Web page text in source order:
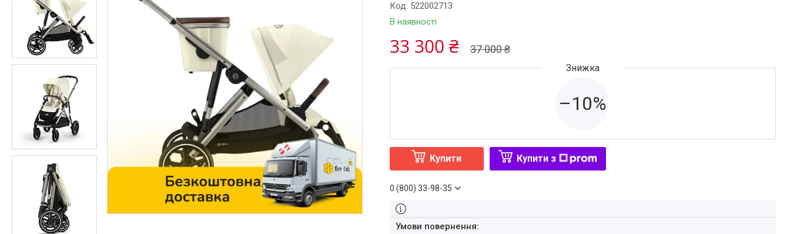
Контакти
В наявності
Код: 522002713
37 000 ₴
33 300 ₴
–10%
Купити Купити з
0 (800) 33-98-35